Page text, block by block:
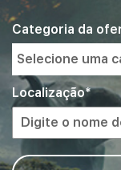
Interessado
em
Busque
uma
categoria
de
emprego
da
lista
opções.
Categoria da
Localização